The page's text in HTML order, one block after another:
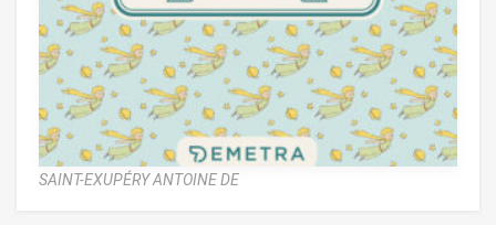
SAINT-EXUPÉRY ANTOINE DE